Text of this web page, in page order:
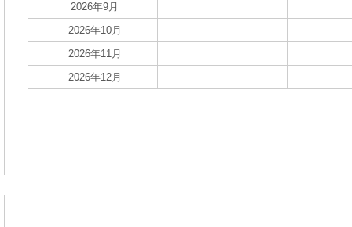
2026年9月
2026年10月
2026年11月
2026年12月